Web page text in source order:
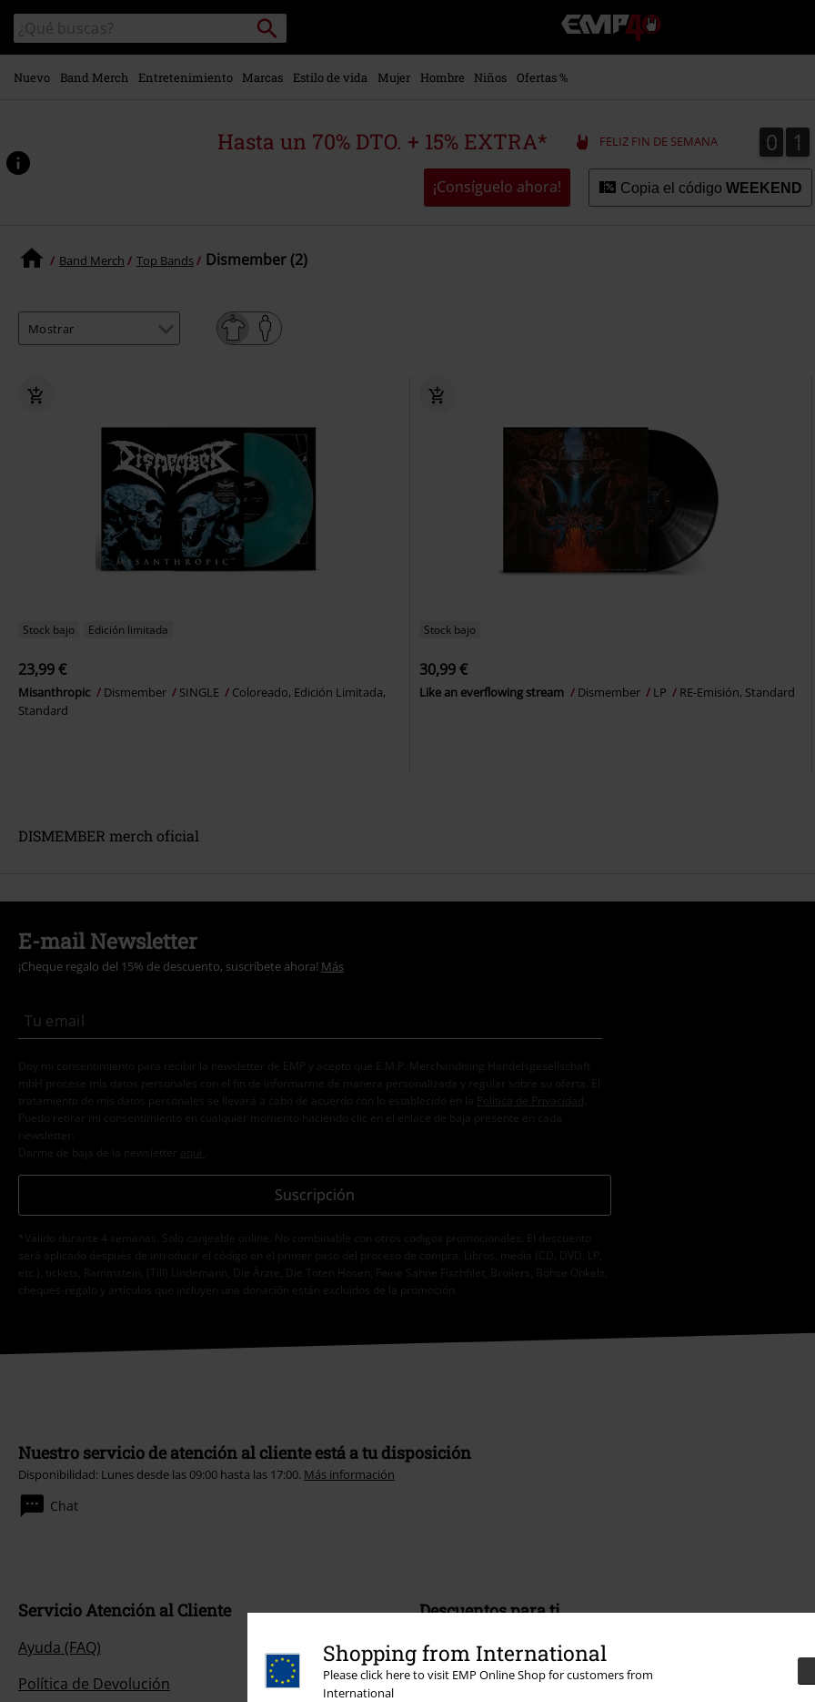
Shopping from International
Please click here to visit EMP Online Shop for customers from
International
contenido
principal
Buscar
en
el
catálogo
Buscar
EMP
-
Música,
Merch
Ropa
Alternativa
Nuevo Band Merch Entretenimiento Marcas Estilo de vida Mujer Hombre Niños Ofertas %
Hasta un 70% DTO. + 15% EXTRA* FELIZ FIN DE SEMANA 0
0 1
1
¡Consíguelo ahora! Copia el código WEEKEND
Band Merch Top Bands Dismember (2)
Stock bajo Edición limitada
23,99 €
Misanthropic Dismember SINGLE
Coloreado, Edición Limitada,
Standard
Stock bajo
30,99 €
Like an everflowing stream Dismember LP RE-Emisión, Standard
DISMEMBER merch oficial
E-mail Newsletter
¡Cheque regalo del 15% de descuento, suscríbete ahora! Más
Doy mi consentimiento para recibir la newsletter de EMP y acepto que E.M.P. Merchandising Handelsgesellschaft
mbH procese mis datos personales con el fin de informarme de manera personalizada y regular sobre su oferta. El
tratamiento de mis datos personales se llevará a cabo de acuerdo con lo establecido en la
Política de Privacidad
Puedo retirar mi consentimiento en cualquier momento haciendo clic en el enlace de baja presente en cada
newsletter.
Darme de baja de la newsletter
aquí
Suscripción
*Válido durante 4 semanas. Solo canjeable online. No combinable con otros códigos promocionales. El descuento
será aplicado después de introducir el código en el primer paso del proceso de compra. Libros, media (CD, DVD, LP,
etc.), tickets, Rammstein, (Till) Lindemann, Die Ärzte, Die Toten Hosen, Feine Sahne Fischfilet, Broilers, Böhse Onkelz,
cheques-regalo y artículos que incluyen una donación están excluidos de la promoción.
Nuestro servicio de atención al cliente está a tu disposición
Disponibilidad: Lunes desde las 09:00 hasta las 17:00. Más información
Chat
Servicio Atención al Cliente
Ayuda (FAQ)
Política de Devolución
Descuentos para ti
Concursos
Cheques Regalo